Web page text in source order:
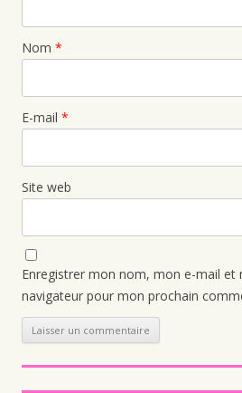
Nom *
E-mail *
Site web
Enregistrer mon nom, mon e-mail et
navigateur pour mon prochain